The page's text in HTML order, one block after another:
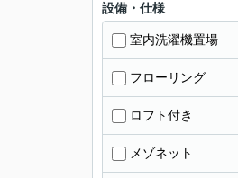
設備・仕様
室内洗濯機置場
フローリング
ロフト付き
メゾネット